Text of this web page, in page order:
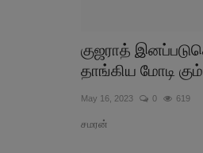
குஜராத்
தாங்கிய மோடி
May 16, 2023 0 619
சமரன்